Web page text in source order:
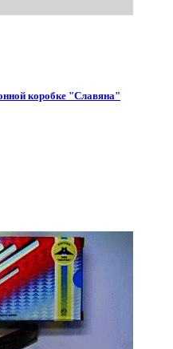
коробке "Славяна"